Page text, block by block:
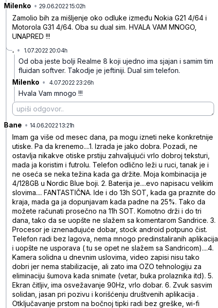
Milenko • 29.06.2022 15:02h
Zamolio bih za mišljenje oko odluke između Nokia G21 4/64 i
Motorola G31 4/64. Oba su dual sim. HVALA VAM MNOGO,
UNAPRED !!!
. • 1.07.2022 20:04h
Od oba jeste bolji Realme 8 koji ujedno ima sjajan i samim tim
fluidan softver. Takodje je jeftiniji. Dual sim telefon.
Milenko • 4.07.2022 23:26h
Hvala Vam mnogo !!!
Bane • 14.06.2022 13:21h
Imam ga više od mesec dana, pa mogu izneti neke konkretnije
utiske. Pa da krenemo....1. Izrada je jako dobra. Pozadi, ne
ostavlja nikakve otiske prstiju zahvaljujući vrlo dobroj teksturi,
mada ja koristim i futrolu. Telefon odlično leži u ruci, tanak je i
ne oseća se neka težina kada ga držite. Moja kombinacija je
4/128GB u Nordic Blue boji. 2. Baterija je....evo napisacu velikim
slovima.... FANTASTIČNA. Ide i do 13h SOT, kada ga praznite do
kraja, mada ga ja dopunjavam kada padne na 25%. Tako da
možete računati prosečno na 11h SOT. Komotno drži i do tri
dana, tako da se uopšte ne slažem sa komentarom Sandrice. 3.
Procesor je iznenađujuće dobar, stock android potpuno čist.
Telefon radi bez lagova, nema mnogo predinstaliranih aplikacija
i uopšte ne usporava ( tu se opet ne slažem sa Sandricom)....4.
Kamera solidna u dnevnim uslovima, video zapisi nisu tako
dobri jer nema stabilizacije, ali zato ima OZO tehnologiju za
eliminaciju šumova kada snimate (vetar, buka prolaznika itd). 5.
Ekran čitljiv, ima osvežavanje 90Hz, vrlo dobar. 6. Zvuk sasvim
solidan, jasan pri pozivu i korišćenju društvenih aplikacija .
Otključavanje prstom na bočnoj tipki radi bez greške, wi-fi